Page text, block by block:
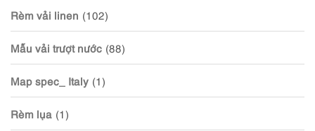
Rèm vải linen (102)
Mẫu vải trượt nước (88)
Map spec_ Italy (1)
Rèm lụa (1)